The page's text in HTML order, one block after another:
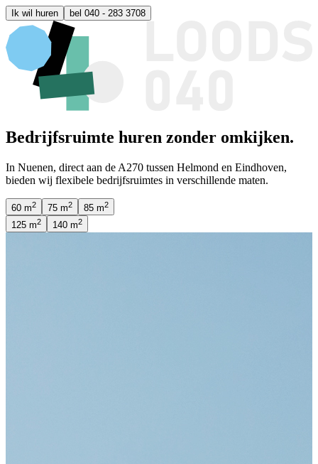
Ik wil huren bel 040 - 283 3708
Bedrijfsruimte huren zonder omkijken.
In Nuenen, direct aan de A270 tussen Helmond en Eindhoven,
bieden wij flexibele bedrijfsruimtes in verschillende maten.
60 m2 75 m2 85 m2
125 m2 140 m2